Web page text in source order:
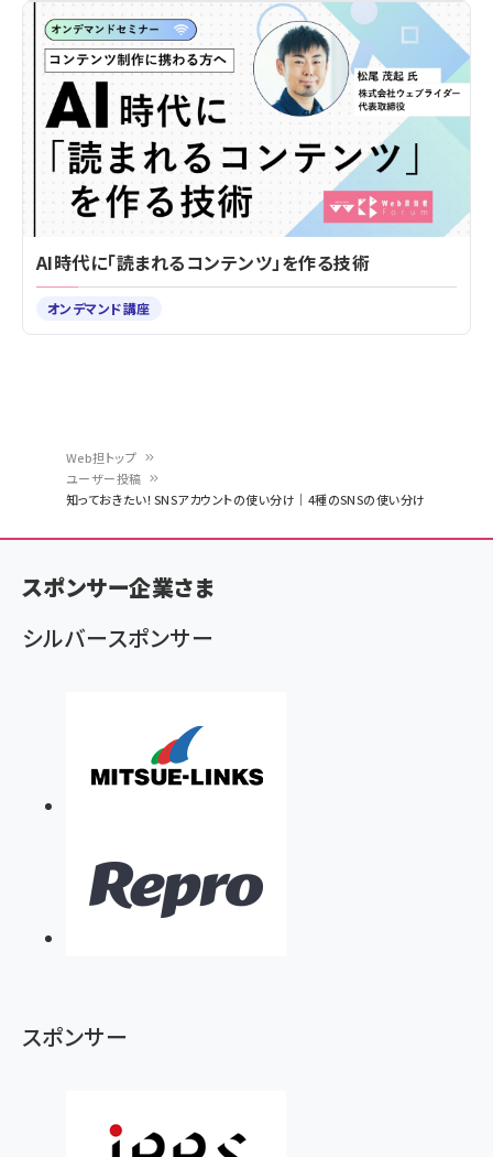
ン
く
ず
Web担トップ
ユーザー投稿
知っておきたい！SNSアカウントの使い分け｜4種のSNSの使い分け
AI時代に「読まれるコンテンツ」を作る技術
オンデマンド講座
スポンサー企業さま
シルバースポンサー
スポンサー